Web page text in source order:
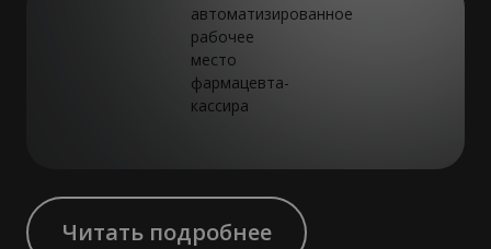
Читать подробнее